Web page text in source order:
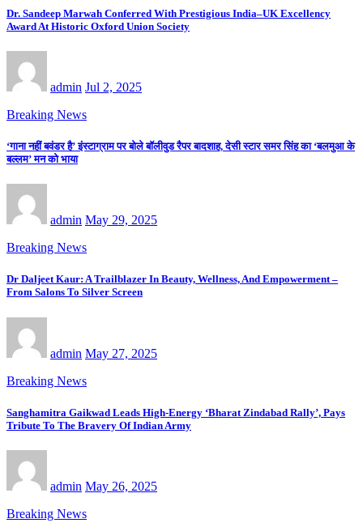
Dr. Sandeep Marwah Conferred With Prestigious India–UK Excellency
Award At Historic Oxford Union Society
admin Jul 2, 2025
Breaking News
‘गाना नहीं बवंडर है’ इंस्टाग्राम पर बोले बॉलीवुड रैपर बादशाह, देसी स्टार समर सिंह का ‘बलमुआ के
बल्लम’ मन को भाया
admin May 29, 2025
Breaking News
Dr Daljeet Kaur: A Trailblazer In Beauty, Wellness, And Empowerment –
From Salons To Silver Screen
admin May 27, 2025
Breaking News
Sanghamitra Gaikwad Leads High-Energy ‘Bharat Zindabad Rally’, Pays
Tribute To The Bravery Of Indian Army
admin May 26, 2025
Breaking News